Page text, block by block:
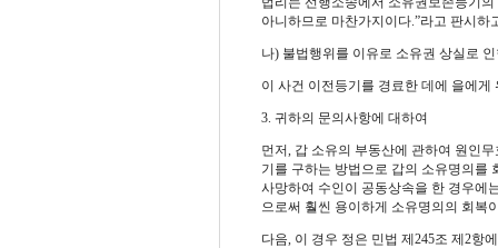
아니하므로 마찬가지이다.”라고 판시하
나) 불법행위를 이유로 소유권 상실로
이 사건 이전등기를 경료한 데에 을에
3. 귀하의 문의사항에 대하여
먼저, 갑 소유의 부동산에 관하여 원인
기를 구하는 방법으로 갑의 소유명의를
사망하여 수인이 공동상속을 한 경우에
으로써 훨씬 용이하게 소유명의의 회복
다음, 이 경우 정은 민법 제 245조 제 2항